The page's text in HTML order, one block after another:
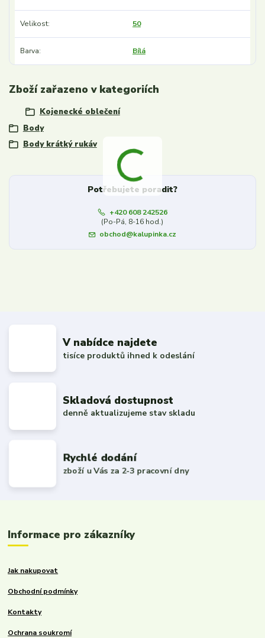
Velikost 50
Barva Bílá
Zboží zařazeno v kategoriích
Kojenecké oblečení
Body
Body krátký rukáv
Potřebujete poradit?
+420 608 242526
(Po-Pá, 8-16 hod.)
obchod@kalupinka.cz
V nabídce najdete
tisíce produktů ihned k odeslání
Skladová dostupnost
denně aktualizujeme stav skladu
Rychlé dodání
zboží u Vás za 2-3 pracovní dny
Informace pro zákazníky
Jak nakupovat
Obchodní podmínky
Kontakty
Ochrana soukromí